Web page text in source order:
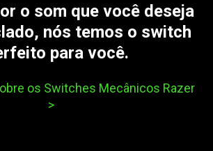
o som que você deseja
nós temos o switch
para você.
os Switches Mecânicos Razer
>